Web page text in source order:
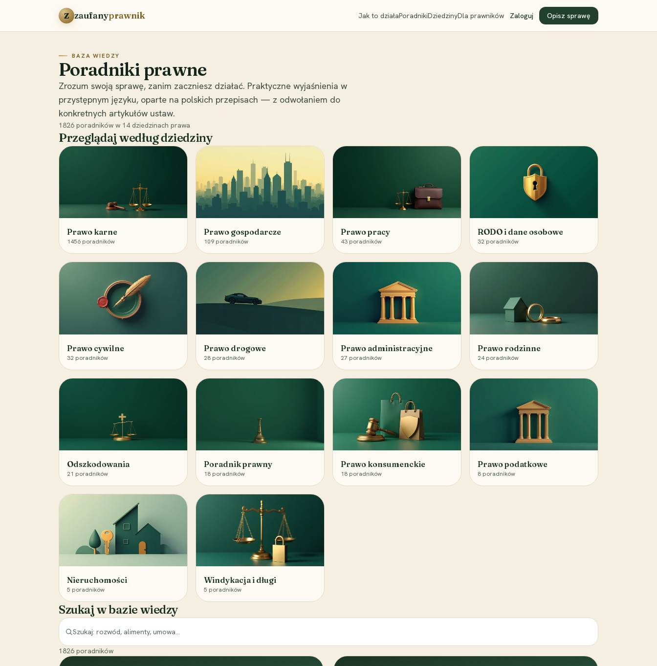
Przejdź do treści
Z zaufanyprawnik Jak to działaPoradnikiDziedzinyDla prawników Zaloguj Opisz sprawę
BAZA WIEDZY
Poradniki prawne
Zrozum swoją sprawę, zanim zaczniesz działać. Praktyczne wyjaśnienia w
przystępnym języku, oparte na polskich przepisach — z odwołaniem do
konkretnych artykułów ustaw.
1826 poradników w 14 dziedzinach prawa
Przeglądaj według dziedziny
Prawo karne
1456 poradników
Prawo gospodarcze
109 poradników
Prawo pracy
43 poradników
RODO i dane osobowe
32 poradników
Prawo cywilne
32 poradników
Prawo drogowe
28 poradników
Prawo administracyjne
27 poradników
Prawo rodzinne
24 poradników
Odszkodowania
21 poradników
Poradnik prawny
18 poradników
Prawo konsumenckie
18 poradników
Prawo podatkowe
8 poradników
Nieruchomości
5 poradników
Windykacja i długi
5 poradników
Szukaj w bazie wiedzy
1826 poradników